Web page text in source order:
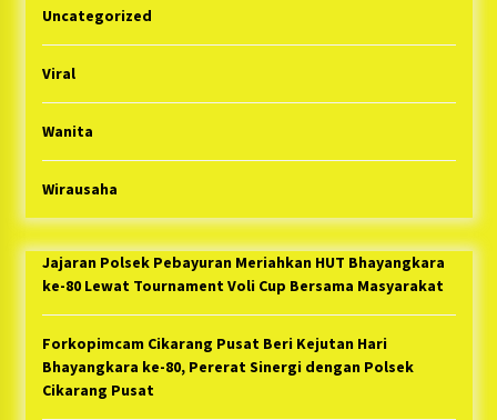
Uncategorized
Viral
Wanita
Wirausaha
Jajaran Polsek Pebayuran Meriahkan HUT Bhayangkara
ke-80 Lewat Tournament Voli Cup Bersama Masyarakat
Forkopimcam Cikarang Pusat Beri Kejutan Hari
Bhayangkara ke-80, Pererat Sinergi dengan Polsek
Cikarang Pusat